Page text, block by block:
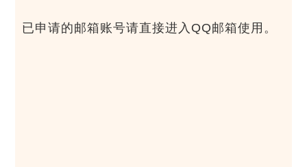
已申请的邮箱账号请直接进入QQ邮箱使用。